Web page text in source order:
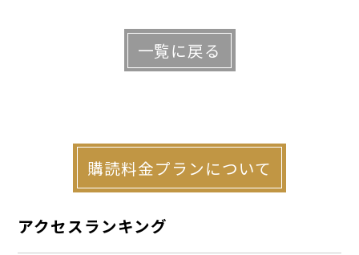
物になるまでの中間の物「間の物（あいだ
のもの）」を指し、始めから終わりまで
ろう）」という、名前のような名字があり
一覧に戻る
購読料金プランについて
アクセスランキング